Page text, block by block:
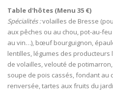
Table d'hôtes (Menu 35 €)
Spécialités :volailles de Bresse
aux pêches ou au chou, pot-au-
au vin…), bœuf bourguignon,
lentilles, légumes des
de volailles, velouté de
soupe de pois cassés, fondant au
renversée, tartes aux fruits du